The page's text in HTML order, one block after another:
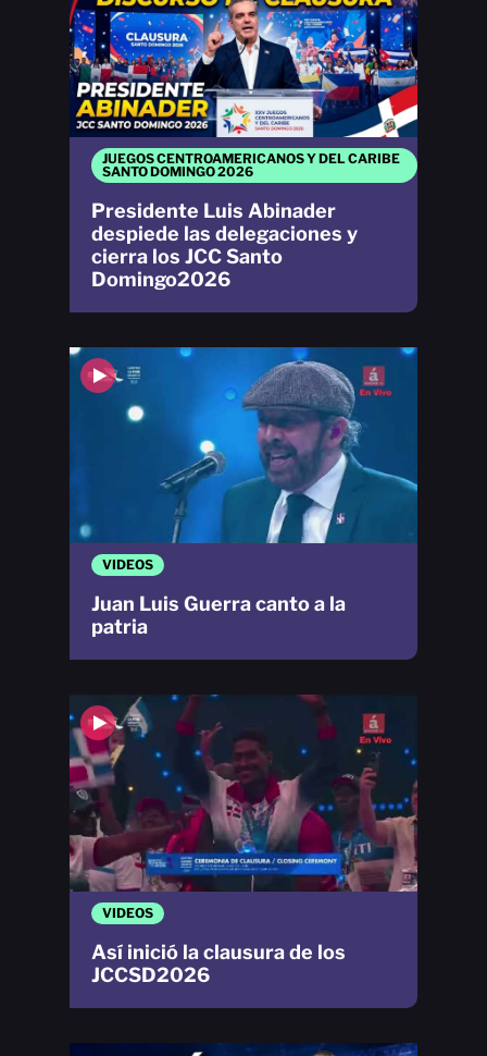
VIDEOS
Juan Luis Guerra canto a la
patria
JUEGOS CENTROAMERICANOS Y DEL CARIBE
SANTO DOMINGO 2026
Presidente Luis Abinader
despiede las delegaciones y
cierra los JCC Santo
Domingo2026
VIDEOS
Así inició la clausura de los
JCCSD2026